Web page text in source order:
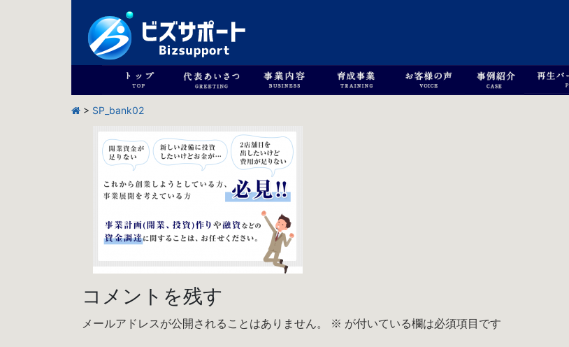
> SP_bank02
コメントを残す
メールアドレスが公開されることはありません。 ※ が付いている欄は必須項目です